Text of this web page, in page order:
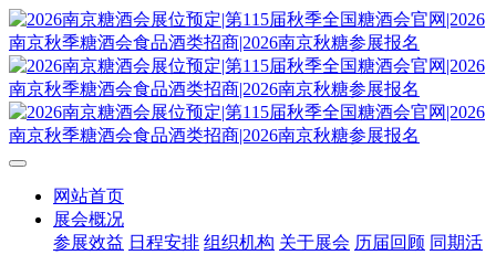
网站首页
展会概况
参展效益 日程安排 组织机构 关于展会 历届回顾 同期活